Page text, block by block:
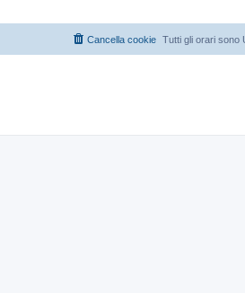
Tutti gli orari sono
Cancella cookie